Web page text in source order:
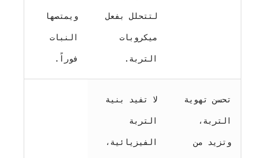
لتتحلل بفعل
ميكروبات
التربة.
ويمتصها
النبات
فوراً.
تحسن تهوية
التربة،
وتزيد من
لا تفيد بنية
التربة
الفيزيائية،